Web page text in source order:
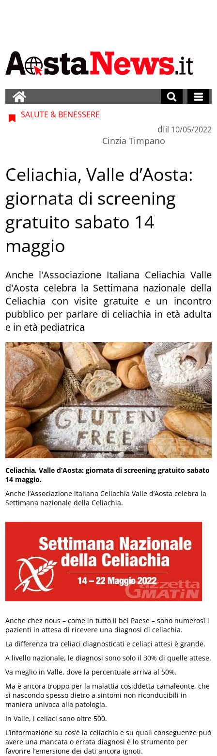
SALUTE & BENESSERE
di
Cinzia Timpano
il 10/05/2022
Celiachia, Valle d’Aosta:
giornata di screening
gratuito sabato 14
maggio
Anche l'Associazione Italiana Celiachia Valle
d'Aosta celebra la Settimana nazionale della
Celiachia con visite gratuite e un incontro
pubblico per parlare di celiachia in età adulta
e in età pediatrica
Celiachia, Valle d’Aosta: giornata di screening gratuito sabato
14 maggio.
Anche l’Associazione italiana Celiachia Valle d’Aosta celebra la
Settimana nazionale della Celiachia.
Anche chez nous – come in tutto il bel Paese – sono numerosi i
pazienti in attesa di ricevere una diagnosi di celiachia.
La differenza tra celiaci diagnosticati e celiaci attesi è grande.
A livello nazionale, le diagnosi sono solo il 30% di quelle attese.
Va meglio in Valle, dove la percentuale arriva al 50%.
Ma è ancora troppo per la malattia cosiddetta camaleonte, che
si nascondo spesso dietro a sintomi non riconducibili in
maniera univoca alla patologia.
In Valle, i celiaci sono oltre 500.
L’informazione su cos’è la celiachia e su quali conseguenze può
avere una mancata o errata diagnosi è lo strumento per
favorire l’emersione dei dati ancora ignoti.